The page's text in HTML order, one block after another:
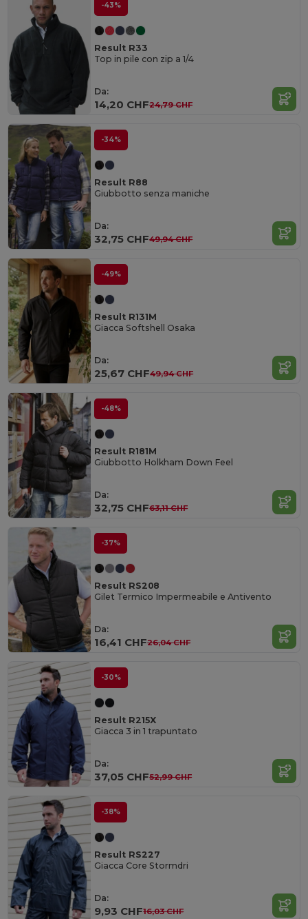
-43%
Result R33
Top in pile con zip a 1/4
Da:
14,20 CHF24,79 CHF
-34%
Result R88
Giubbotto senza maniche
Da:
32,75 CHF49,94 CHF
-49%
Result R131M
Giacca Softshell Osaka
Da:
25,67 CHF49,94 CHF
-48%
Result R181M
Giubbotto Holkham Down Feel
Da:
32,75 CHF63,11 CHF
-37%
Result RS208
Gilet Termico Impermeabile e Antivento
Da:
16,41 CHF26,04 CHF
-30%
Result R215X
Giacca 3 in 1 trapuntato
Da:
37,05 CHF52,99 CHF
-38%
Result RS227
Giacca Core Stormdri
Da:
9,93 CHF16,03 CHF